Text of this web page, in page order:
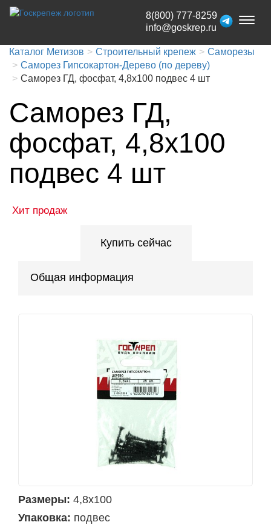
Toggle
8(800) 777-8259
info@goskrep.ru
Каталог Метизов Строительный крепеж
Саморезы
Саморез Гипсокартон-Дерево (по дереву)
Саморез ГД, фосфат, 4,8x100 подвес 4 шт
Саморез ГД,
фосфат, 4,8x100
подвес 4 шт
Хит продаж
Купить сейчас
Общая информация
Размеры: 4,8х100
Упаковка: подвес